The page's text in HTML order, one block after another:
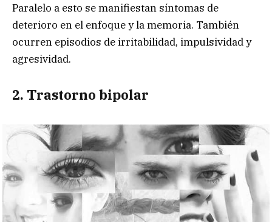
Paralelo a esto se manifiestan síntomas de
deterioro en el enfoque y la memoria. También
ocurren episodios de irritabilidad, impulsividad y
agresividad.
2. Trastorno bipolar